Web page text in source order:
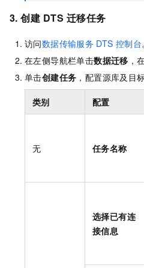
3. 创建 DTS 迁移任务
访问数据传输服务 DTS 控制台。
在左侧导航栏单击数据迁移 ，
单击创建任务 ，配置源库及目
类别 配置
无 任务名称
选择已有连
接信息